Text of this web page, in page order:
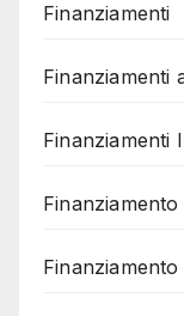
Finanziamenti
Finanziamenti
Finanziamenti